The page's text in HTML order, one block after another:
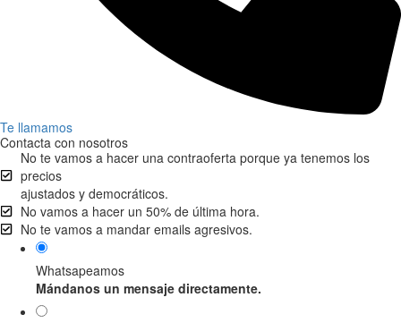
Te llamamos
Contacta con nosotros
No te vamos a hacer una contraoferta porque ya tenemos los
precios
ajustados y democráticos.
No vamos a hacer un 50% de última hora.
No te vamos a mandar emails agresivos.
Whatsapeamos
Mándanos un mensaje directamente.